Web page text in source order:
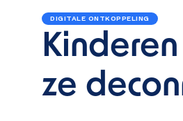
DIGITALE ONTKOPPELING
ze